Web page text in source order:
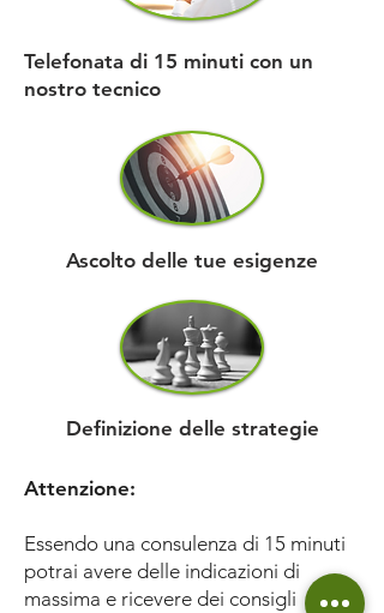
Telefonata di 15 minuti con un
nostro tecnico
Ascolto delle tue esigenze
Definizione delle strategie
Attenzione:
Essendo una consulenza di 15 minuti
potrai avere delle indicazioni di
massima e ricevere dei consigli